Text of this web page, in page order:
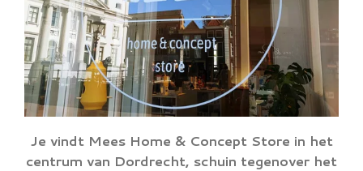
Je vindt Mees Home & Concept Store in het
centrum van Dordrecht, schuin tegenover het